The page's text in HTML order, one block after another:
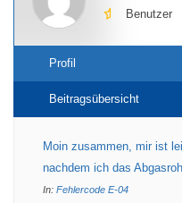
Benutzer
Profil
Beitragsübersicht
Moin zusammen, mir ist
nachdem ich das
In: Fehlercode E-04